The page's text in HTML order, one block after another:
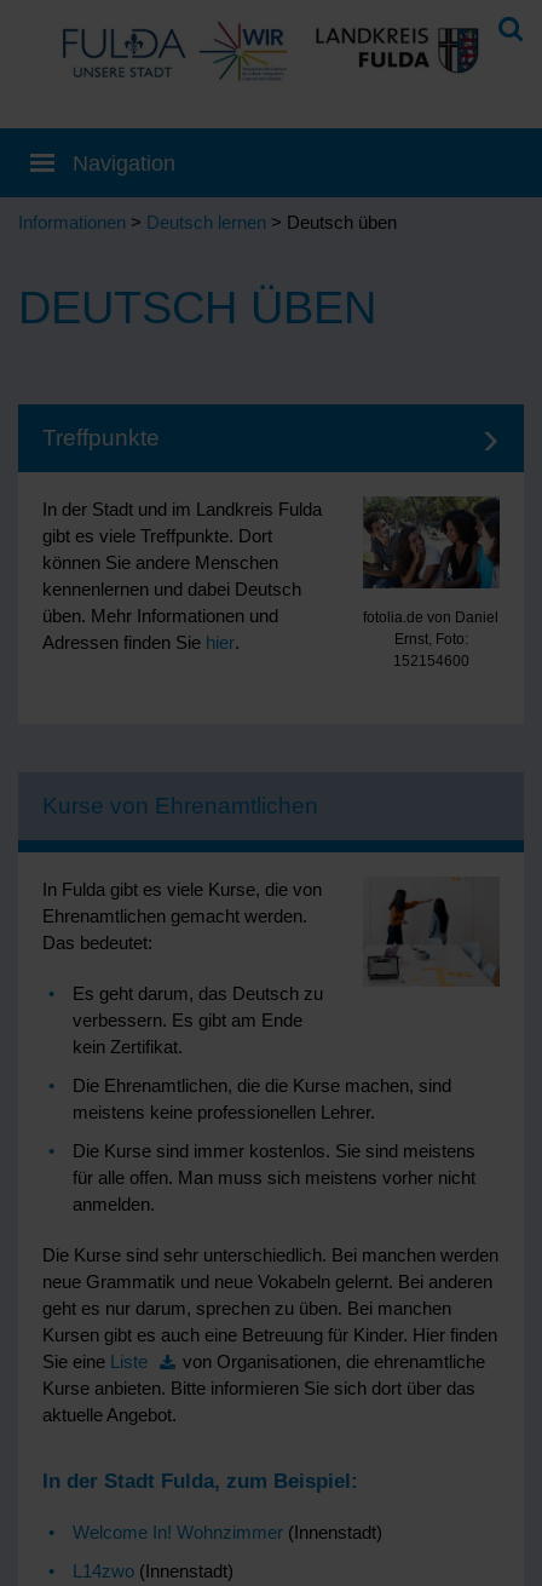
Informationen > Deutsch lernen > Deutsch üben
DEUTSCH ÜBEN
Treffpunkte
fotolia.de von Daniel
Ernst, Foto:
152154600
In der Stadt und im Landkreis Fulda
gibt es viele Treffpunkte. Dort
können Sie andere Menschen
kennenlernen und dabei Deutsch
üben. Mehr Informationen und
Adressen finden Sie hier.
Kurse von Ehrenamtlichen
In Fulda gibt es viele Kurse, die von
Ehrenamtlichen gemacht werden.
Das bedeutet:
Es geht darum, das Deutsch zu
verbessern. Es gibt am Ende
kein Zertifikat.
Die Ehrenamtlichen, die die Kurse machen, sind
meistens keine professionellen Lehrer.
Die Kurse sind immer kostenlos. Sie sind meistens
für alle offen. Man muss sich meistens vorher nicht
anmelden.
Die Kurse sind sehr unterschiedlich. Bei manchen werden
neue Grammatik und neue Vokabeln gelernt. Bei anderen
geht es nur darum, sprechen zu üben. Bei manchen
Kursen gibt es auch eine Betreuung für Kinder. Hier finden
Sie eine Liste
von Organisationen, die ehrenamtliche
Kurse anbieten. Bitte informieren Sie sich dort über das
aktuelle Angebot.
In der Stadt Fulda, zum Beispiel:
Welcome In! Wohnzimmer (Innenstadt)
L14zwo (Innenstadt)